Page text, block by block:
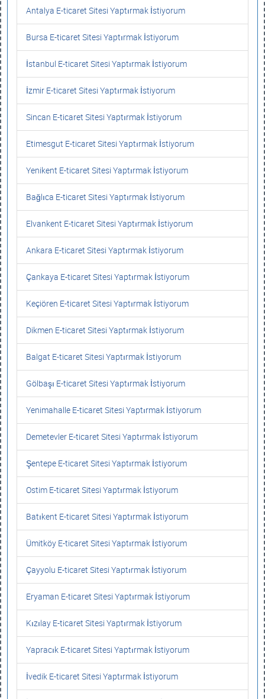
Antalya E-ticaret Sitesi Yaptırmak İstiyorum
Bursa E-ticaret Sitesi Yaptırmak İstiyorum
İstanbul E-ticaret Sitesi Yaptırmak İstiyorum
İzmir E-ticaret Sitesi Yaptırmak İstiyorum
Sincan E-ticaret Sitesi Yaptırmak İstiyorum
Etimesgut E-ticaret Sitesi Yaptırmak İstiyorum
Yenikent E-ticaret Sitesi Yaptırmak İstiyorum
Bağlıca E-ticaret Sitesi Yaptırmak İstiyorum
Elvankent E-ticaret Sitesi Yaptırmak İstiyorum
Ankara E-ticaret Sitesi Yaptırmak İstiyorum
Çankaya E-ticaret Sitesi Yaptırmak İstiyorum
Keçiören E-ticaret Sitesi Yaptırmak İstiyorum
Dikmen E-ticaret Sitesi Yaptırmak İstiyorum
Balgat E-ticaret Sitesi Yaptırmak İstiyorum
Gölbaşı E-ticaret Sitesi Yaptırmak İstiyorum
Yenimahalle E-ticaret Sitesi Yaptırmak İstiyorum
Demetevler E-ticaret Sitesi Yaptırmak İstiyorum
Şentepe E-ticaret Sitesi Yaptırmak İstiyorum
Ostim E-ticaret Sitesi Yaptırmak İstiyorum
Batıkent E-ticaret Sitesi Yaptırmak İstiyorum
Ümitköy E-ticaret Sitesi Yaptırmak İstiyorum
Çayyolu E-ticaret Sitesi Yaptırmak İstiyorum
Eryaman E-ticaret Sitesi Yaptırmak İstiyorum
Kızılay E-ticaret Sitesi Yaptırmak İstiyorum
Yapracık E-ticaret Sitesi Yaptırmak İstiyorum
İvedik E-ticaret Sitesi Yaptırmak İstiyorum